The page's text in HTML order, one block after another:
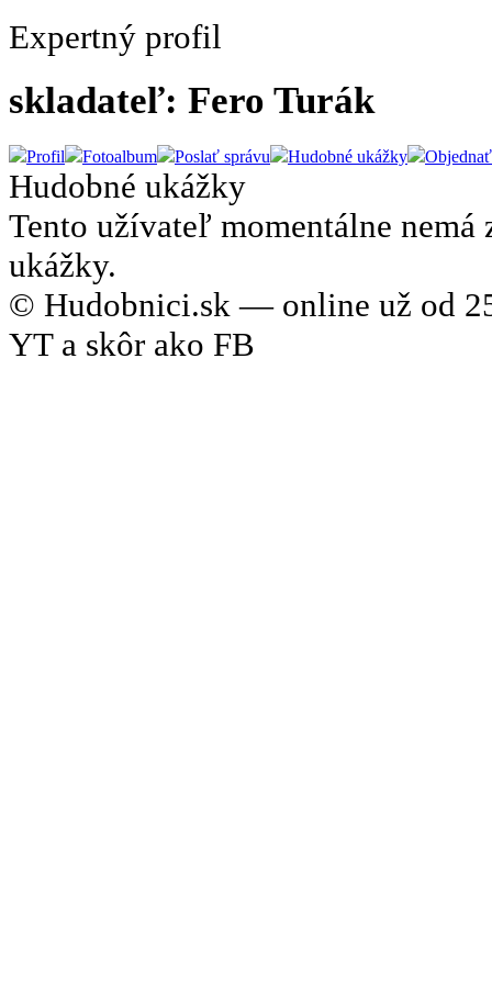
Expertný profil
skladateľ: Fero Turák
Profil Fotoalbum Poslať správu Hudobné ukážky Objednať
Hudobné ukážky
Tento užívateľ momentálne nemá
ukážky.
© Hudobnici.sk — online už od
YT a skôr ako FB